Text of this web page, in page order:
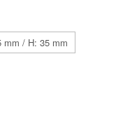
mm / H: 35 mm